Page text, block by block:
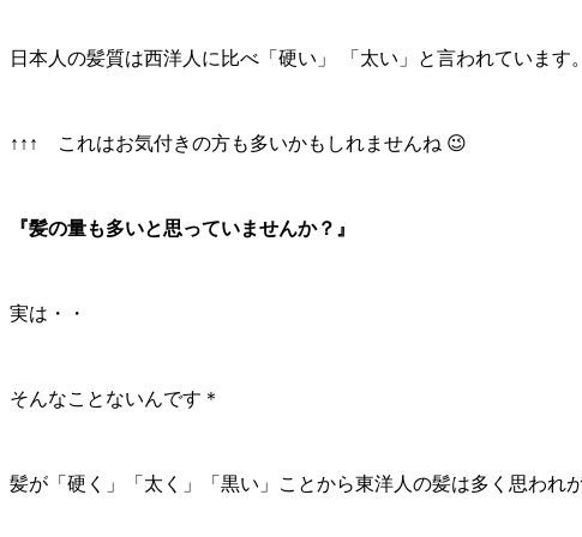
日本人の髪質は西洋人に比べ「硬い」 「太い」と言われています。
↑↑↑ これはお気付きの方も多いかもしれませんね 😉
『髪の量も多いと思っていませんか？』
実は・・
そんなことないんです＊
髪が「硬く」「太く」「黒い」ことから東洋人の髪は多く思われ